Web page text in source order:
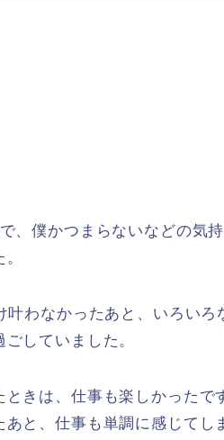
、僕かつまらないなどの気
叶わなかったあと、いろいろ
していました。
きは、仕事も楽しかったで
あと、仕事も単調に感じてし